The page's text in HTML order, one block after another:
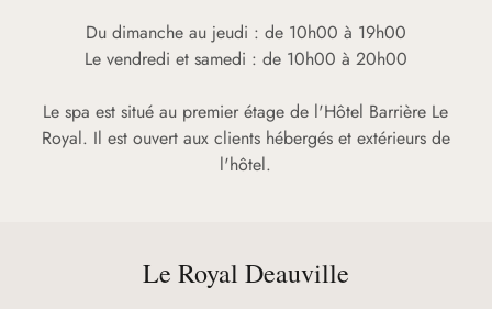
Du dimanche au jeudi : de 10h00 à 19h00
Le vendredi et samedi : de 10h00 à 20h00
Le spa est situé au premier étage de l'Hôtel Barrière Le
Royal. Il est ouvert aux clients hébergés et extérieurs de
l'hôtel.
Le Royal Deauville